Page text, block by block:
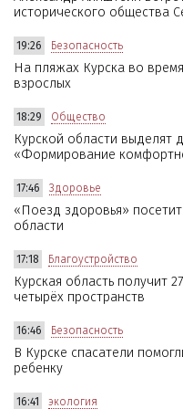
исторического общества
19:26 Безопасность
На пляжах Курска во
взрослых
18:29 Общество
Курской области выделят
«Формирование
17:46 Здоровье
«Поезд здоровья»
области
17:18 Благоустройство
Курская область получит
четырёх пространств
16:46 Безопасность
В Курске спасатели
ребенку
16:41 экология